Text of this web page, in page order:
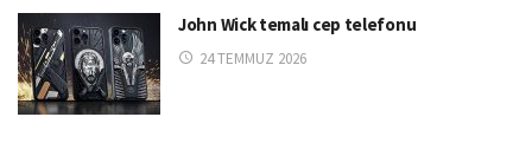
John Wick temalı cep telefonu
24 TEMMUZ 2026